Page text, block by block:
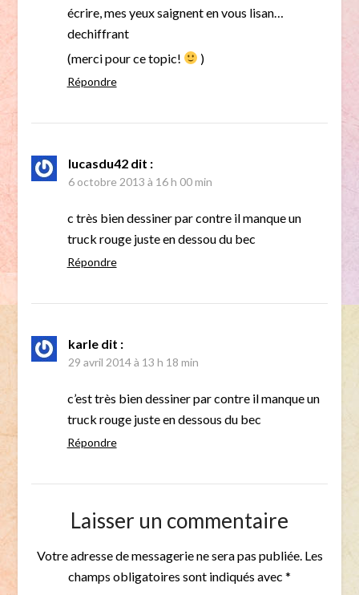
écrire, mes yeux saignent en vous lisan…
dechiffrant
(merci pour ce topic!
)
Répondre
lucasdu42 dit :
6 octobre 2013 à 16 h 00 min
c très bien dessiner par contre il manque un
truck rouge juste en dessou du bec
Répondre
karle dit :
29 avril 2014 à 13 h 18 min
c’est très bien dessiner par contre il manque un
truck rouge juste en dessous du bec
Répondre
Laisser un commentaire
Votre adresse de messagerie ne sera pas publiée. Les
champs obligatoires sont indiqués avec *